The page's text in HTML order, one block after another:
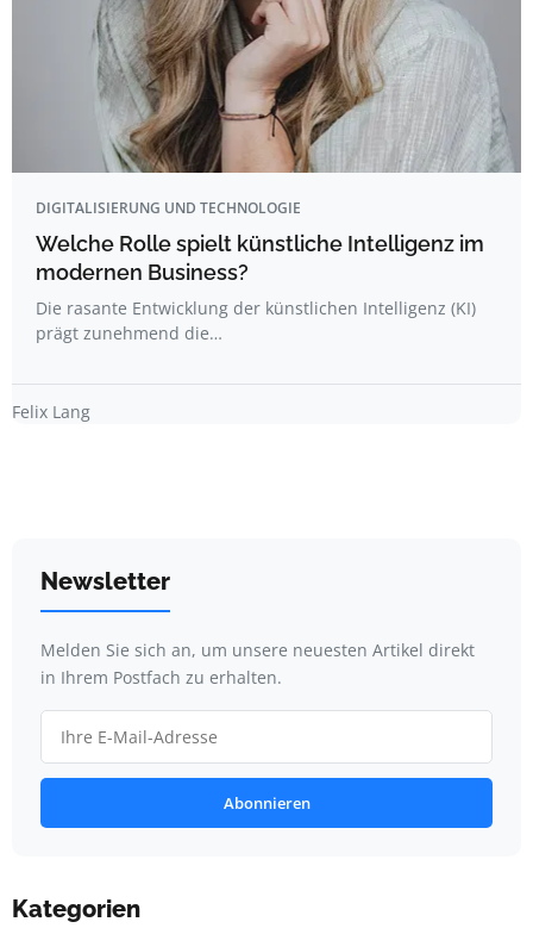
DIGITALISIERUNG UND TECHNOLOGIE
Welche Rolle spielt künstliche Intelligenz im
modernen Business?
Die rasante Entwicklung der künstlichen Intelligenz (KI)
prägt zunehmend die…
Felix Lang
Newsletter
Melden Sie sich an, um unsere neuesten Artikel direkt
in Ihrem Postfach zu erhalten.
Abonnieren
Kategorien